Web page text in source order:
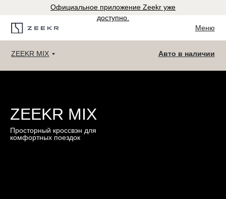
Меню
Официальное приложение Zeekr уже
доступно.
ZEEKR MIX Авто в наличии
ZEEKR MIX
Просторный кроссвэн для
комфортных поездок